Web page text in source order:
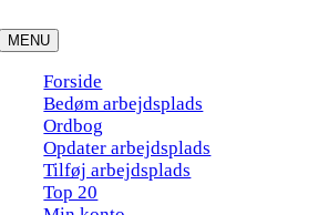
to
content
MENU
Forside
Bedøm arbejdsplads
Ordbog
Opdater arbejdsplads
Tilføj arbejdsplads
Top 20